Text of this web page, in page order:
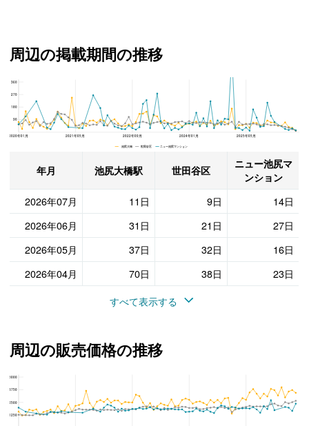
周辺の掲載期間の推移
2020年01月 2021年05月 2022年09月 2024年01月 2025年05月
360
270
180
90
池尻大橋 世田谷区 ニュー池尻マンション
年月 池尻大橋駅 世田谷区
ニュー池尻マ
ンション
2026年07月
11日 9日
14日
2026年06月
31日 21日
27日
2026年05月
37日 32日
16日
2026年04月
70日 38日
23日
すべて表示する
周辺の販売価格の推移
ニュー池尻マンション、世田谷区と池尻大橋駅の周辺の販売価格の推移
5000
3750
2500
1250